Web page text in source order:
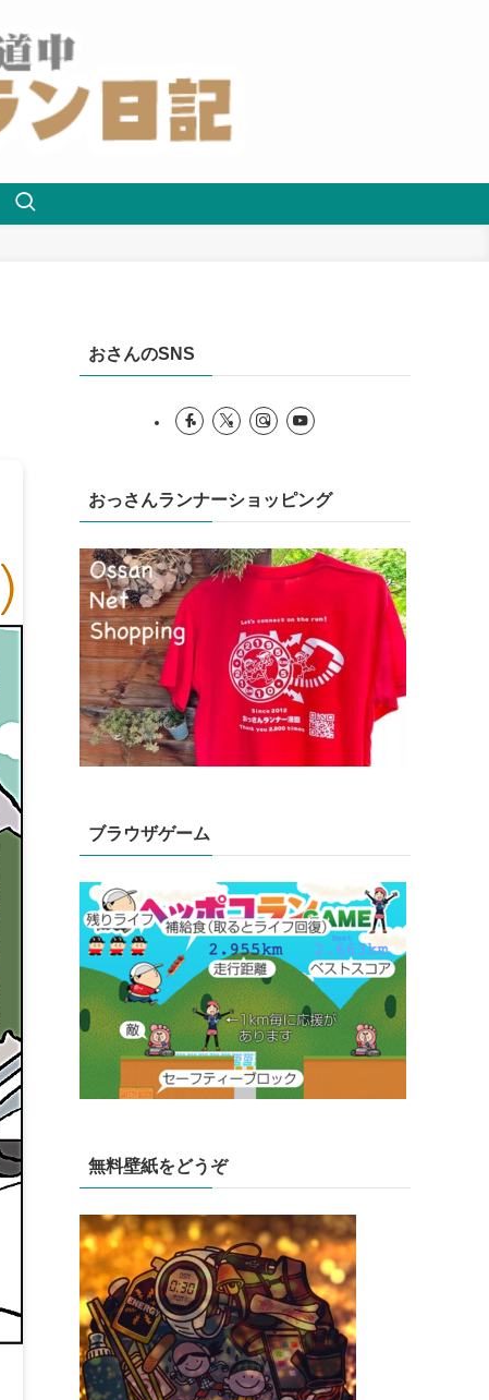
おさんのSNS
おっさんランナーショッピング
ブラウザゲーム
無料壁紙をどうぞ